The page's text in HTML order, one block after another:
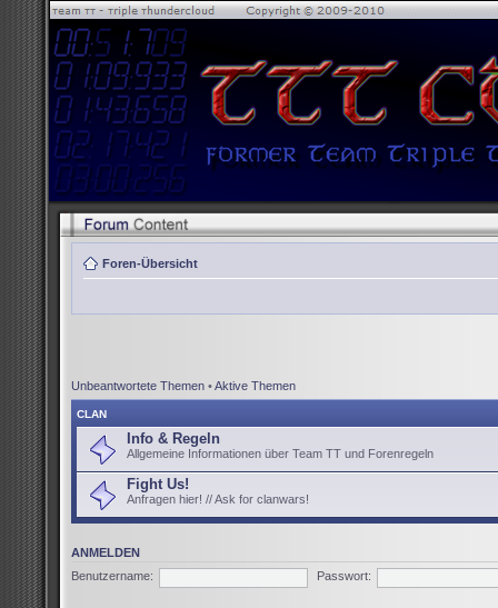
Foren-Übersicht
Unbeantwortete Themen •Aktive Themen
CLAN
Info & Regeln
Allgemeine Informationen über Team TT und Forenregeln
Fight Us!
Anfragen hier! // Ask for clanwars!
ANMELDEN
Benutzername:
Passwort: